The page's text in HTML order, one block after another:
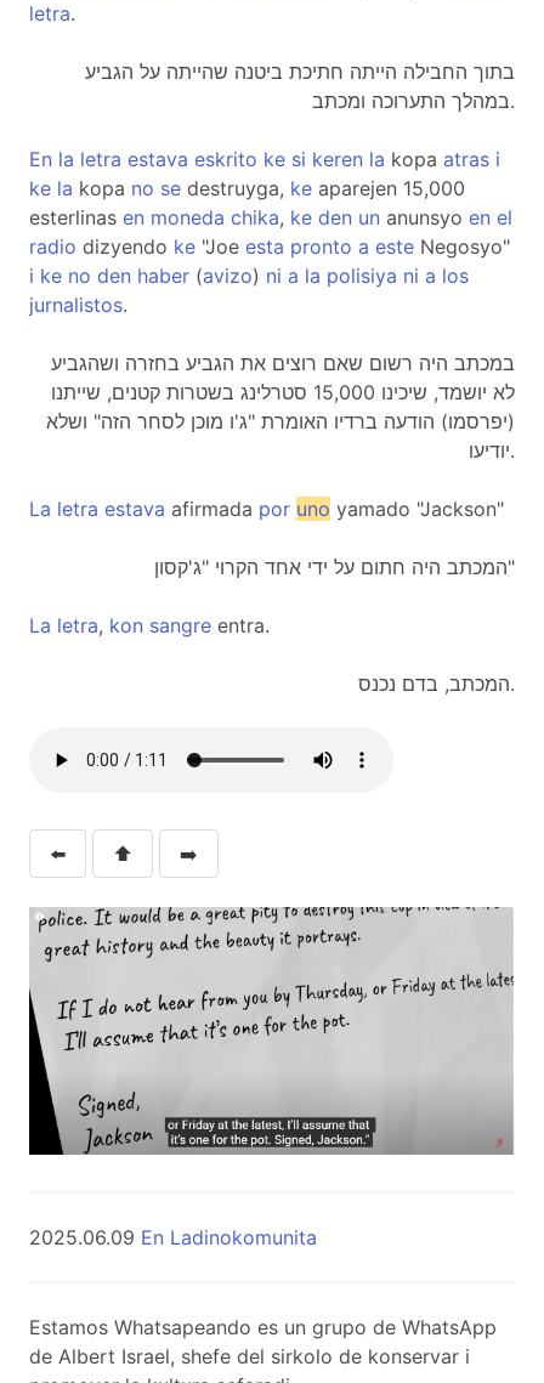
letra.
בתוך החבילה הייתה חתיכת ביטנה שהייתה על הגביע
במהלך התערוכה ומכתב.
En la letra estava eskrito ke si keren la kopa atras i
ke la kopa no se destruyga, ke aparejen 15,000
esterlinas en moneda chika, ke den un anunsyo en el
radio dizyendo ke "Joe esta pronto a este Negosyo"
i ke no den haber (avizo) ni a la polisiya ni a los
jurnalistos.
במכתב היה רשום שאם רוצים את הגביע בחזרה ושהגביע
לא יושמד, שיכינו 15,000 סטרלינג בשטרות קטנים, שייתנו
(יפרסמו) הודעה ברדיו האומרת "ג'ו מוכן לסחר הזה" ושלא
יודיעו.
La letra estava afirmada por uno yamado "Jackson"
המכתב היה חתום על ידי אחד הקרוי "ג'קסון"
La letra, kon sangre entra.
המכתב, בדם נכנס.
⬅️ ⬆️ ➡️
2025.06.09 En Ladinokomunita
Estamos Whatsapeando es un grupo de WhatsApp
de Albert Israel, shefe del sirkolo de konservar i